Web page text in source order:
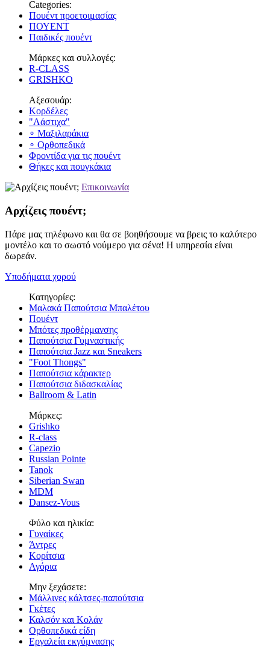
Categories:
Πουέντ προετοιμασίας
ΠΟΥΕΝΤ
Παιδικές πουέντ
Μάρκες και συλλογές:
R-CLASS
GRISHKO
Αξεσουάρ:
Κορδέλες
"Λάστιχα"
∘ Μαξιλαράκια
∘ Ορθοπεδικά
Φροντίδα για τις πουέντ
Θήκες και πουγκάκια
Επικοινωνία
Αρχίζεις πουέντ;
Πάρε μας τηλέφωνο και θα σε βοηθήσουμε να βρεις το καλύτερο
μοντέλο και το σωστό νούμερο για σένα! Η υπηρεσία είναι
δωρεάν.
Υποδήματα χορού
Κατηγορίες:
Μαλακά Παπούτσια Μπαλέτου
Πουέντ
Μπότες προθέρμανσης
Παπούτσια Γυμναστικής
Παπούτσια Jazz και Sneakers
"Foot Thongs"
Παπούτσια κάρακτερ
Παπούτσια διδασκαλίας
Ballroom & Latin
Μάρκες:
Grishko
R-class
Capezio
Russian Pointe
Tanok
Siberian Swan
MDM
Dansez-Vous
Φύλο και ηλικία:
Γυναίκες
Άντρες
Κορίτσια
Αγόρια
Μην ξεχάσετε:
Μάλλινες κάλτσες-παπούτσια
Γκέτες
Καλσόν και Κολάν
Ορθοπεδικά είδη
Εργαλεία εκγύμνασης